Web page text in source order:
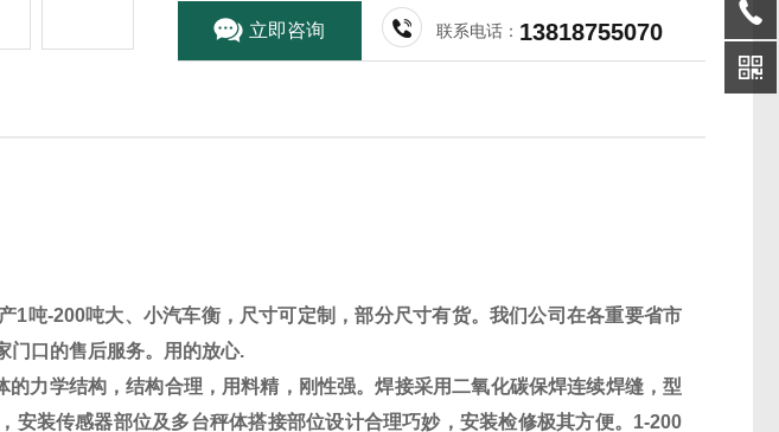
立即咨询 联系电话： 13818755070
1吨-200吨大、小汽车衡，尺寸可定制，部分尺寸有货。我们公司在各重要省市
门口的售后服务。用的放心.
的力学结构，结构合理，用料精，刚性强。焊接采用二氧化碳保焊连续焊缝，型
安装传感器部位及多台秤体搭接部位设计合理巧妙，安装检修极其方便。 1-200